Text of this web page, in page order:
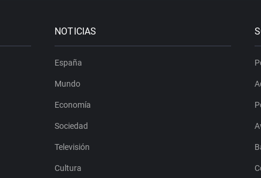
NOTICIAS
España
Mundo
Economía
Sociedad
Televisión
Cultura